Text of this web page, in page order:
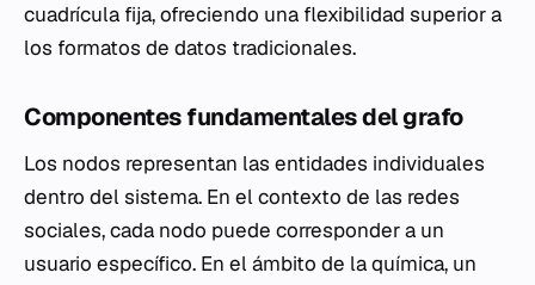
cuadrícula fija, ofreciendo una flexibilidad superior a
los formatos de datos tradicionales.
Componentes fundamentales del grafo
Los nodos representan las entidades individuales
dentro del sistema. En el contexto de las redes
sociales, cada nodo puede corresponder a un
usuario específico. En el ámbito de la química, un